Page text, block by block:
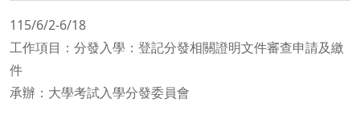
115/6/2-6/18
工作項目：分發入學：登記分發相關證明文件審查申請及繳
件
承辦：大學考試入學分發委員會